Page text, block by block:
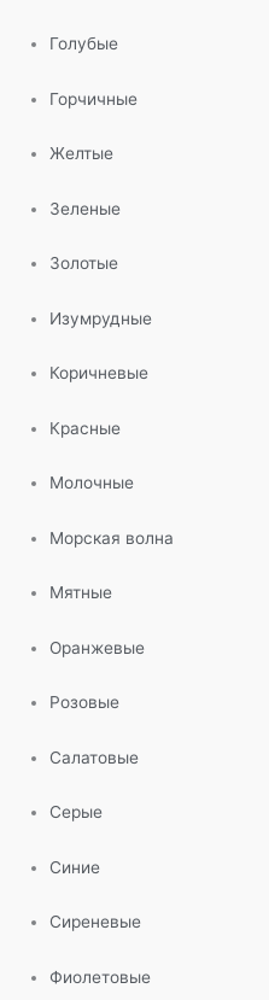
Голубые
Горчичные
Желтые
Зеленые
Золотые
Изумрудные
Коричневые
Красные
Молочные
Морская волна
Мятные
Оранжевые
Розовые
Салатовые
Серые
Синие
Сиреневые
Фиолетовые